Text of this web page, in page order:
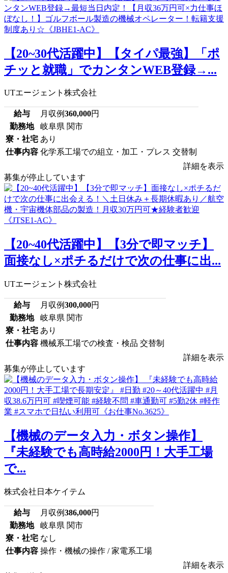
【20~30代活躍中】【タイパ最強】「ポ
チッと就職」でカンタンWEB登録→...
UTエージェント株式会社
給与 月収例360,000円
勤務地
岐阜県 関市
寮・社宅 あり
仕事内容 化学系工場での組立・加工・プレス 交替制
詳細を表示
募集が停止しています
【20~40代活躍中】【3分で即マッチ】
面接なし×ポチるだけで次の仕事に出...
UTエージェント株式会社
給与 月収例300,000円
勤務地
岐阜県 関市
寮・社宅 あり
仕事内容 機械系工場での検査・検品 交替制
詳細を表示
募集が停止しています
【機械のデータ入力・ボタン操作】
『未経験でも高時給2000円！大手工場
で...
株式会社日本ケイテム
給与 月収例386,000円
勤務地
岐阜県 関市
寮・社宅 なし
仕事内容 操作・機械の操作 / 家電系工場
詳細を表示